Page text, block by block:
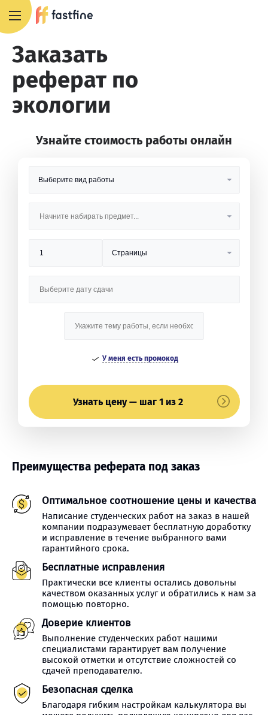
Заказать
реферат по
экологии
Узнайте стоимость работы онлайн
У меня есть промокод
Узнать цену — шаг 1 из 2
Преимущества реферата под заказ
Оптимальное соотношение цены и качества
Написание студенческих работ на заказ в нашей
компании подразумевает бесплатную доработку
и исправление в течение выбранного вами
гарантийного срока.
Бесплатные исправления
Практически все клиенты остались довольны
качеством оказанных услуг и обратились к нам за
помощью повторно.
Доверие клиентов
Выполнение студенческих работ нашими
специалистами гарантирует вам получение
высокой отметки и отсутствие сложностей со
сдачей преподавателю.
Безопасная сделка
Благодаря гибким настройкам калькулятора вы